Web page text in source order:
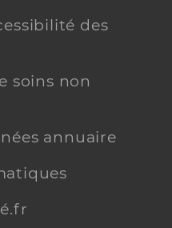
des
soins non
annuaire